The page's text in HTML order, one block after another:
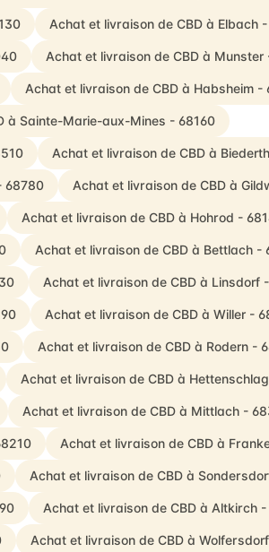
Achat et livraison de CBD à Elbach
Achat et livraison de CBD à Munster
Achat et livraison de CBD à Habsheim -
à Sainte-Marie-aux-Mines - 68160
Achat et livraison de CBD à
68780 Achat et livraison de CBD à
Achat et livraison de CBD à Hohrod -
Achat et livraison de CBD à Bettlach -
Achat et livraison de CBD à Linsdorf
Achat et livraison de CBD à Willer -
Achat et livraison de CBD à Rodern -
Achat et livraison de CBD à
Achat et livraison de CBD à Mittlach -
Achat et livraison de CBD à
Achat et livraison de CBD à
Achat et livraison de CBD à Altkirch
Achat et livraison de CBD à